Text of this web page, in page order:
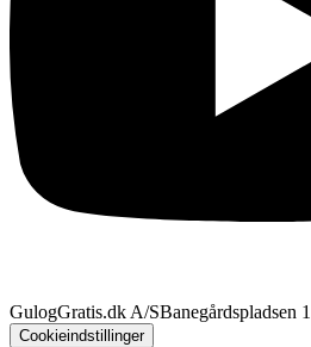
GulogGratis.dk A/SBanegårdspladsen 1
Cookieindstillinger